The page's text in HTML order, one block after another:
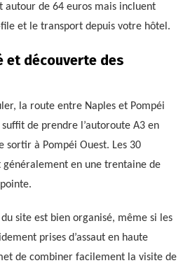
autour de 64 euros mais incluent
et le transport depuis votre hôtel.
et découverte des
la route entre Naples et Pompéi
de prendre l’autoroute A3 en
sortir à Pompéi Ouest. Les 30
généralement en une trentaine de
site est bien organisé, même si les
prises d’assaut en haute
de combiner facilement la visite de